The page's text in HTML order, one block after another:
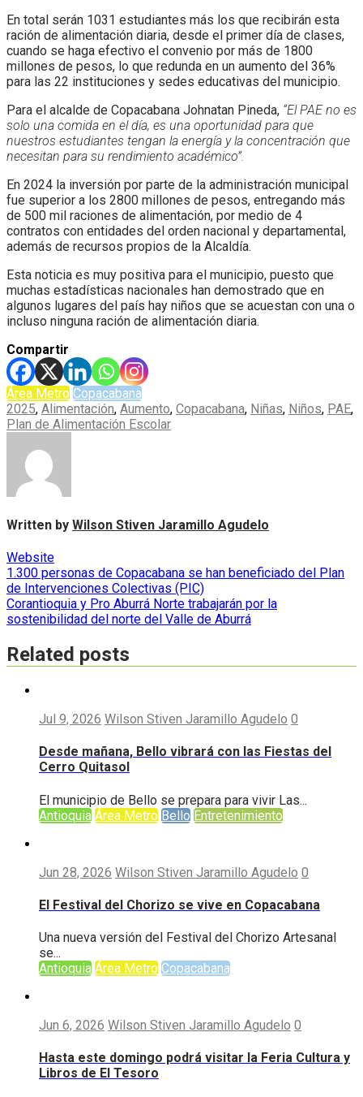
En total serán 1031 estudiantes más los que recibirán esta
ración de alimentación diaria, desde el primer día de clases,
cuando se haga efectivo el convenio por más de 1800
millones de pesos, lo que redunda en un aumento del 36%
para las 22 instituciones y sedes educativas del municipio.
Para el alcalde de Copacabana Johnatan Pineda, “El PAE no es
solo una comida en el día, es una oportunidad para que
nuestros estudiantes tengan la energía y la concentración que
necesitan para su rendimiento académico”.
En 2024 la inversión por parte de la administración municipal
fue superior a los 2800 millones de pesos, entregando más
de 500 mil raciones de alimentación, por medio de 4
contratos con entidades del orden nacional y departamental,
además de recursos propios de la Alcaldía.
Esta noticia es muy positiva para el municipio, puesto que
muchas estadísticas nacionales han demostrado que en
algunos lugares del país hay niños que se acuestan con una o
incluso ninguna ración de alimentación diaria.
Compartir
Área Metro Copacabana
2025, Alimentación, Aumento, Copacabana, Niñas, Niños, PAE,
Plan de Alimentación Escolar
Written by Wilson Stiven Jaramillo Agudelo
Website
Navegación
de
entradas
1.300 personas de Copacabana se han beneficiado del Plan
de Intervenciones Colectivas (PIC)
Corantioquia y Pro Aburrá Norte trabajarán por la
sostenibilidad del norte del Valle de Aburrá
Related posts
Jul 9, 2026 Wilson Stiven Jaramillo Agudelo 0
Desde mañana, Bello vibrará con las Fiestas del
Cerro Quitasol
El municipio de Bello se prepara para vivir Las...
Antioquia Área Metro Bello Entretenimiento
Jun 28, 2026 Wilson Stiven Jaramillo Agudelo 0
El Festival del Chorizo se vive en Copacabana
Una nueva versión del Festival del Chorizo Artesanal
se...
Antioquia Área Metro Copacabana
Jun 6, 2026 Wilson Stiven Jaramillo Agudelo 0
Hasta este domingo podrá visitar la Feria Cultura y
Libros de El Tesoro